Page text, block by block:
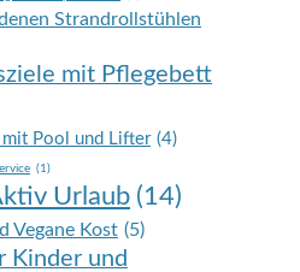
Strandrollstühlen
mit Pflegebett
Pool und Lifter (4)
(1)
Urlaub (14)
Vegane Kost (5)
Kinder und